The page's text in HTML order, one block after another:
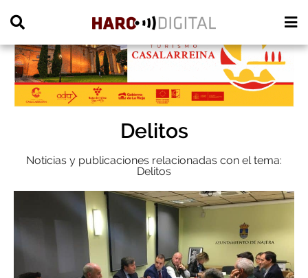
Delitos
Noticias y publicaciones relacionadas con el tema:
Delitos